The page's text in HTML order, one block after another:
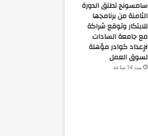
سامسونج تطلق الدورة
الثامنة من برنامجها
للابتكار وتوقع شراكة
مع جامعة السادات
لإعداد كوادر مؤهلة
لسوق العمل
منذ 14 ساعة